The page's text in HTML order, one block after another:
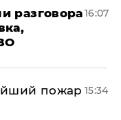
разговора16:07
пожар 15:34